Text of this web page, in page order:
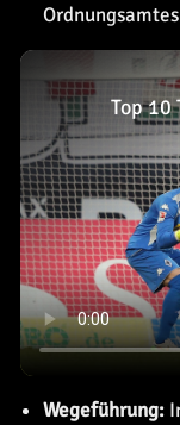
Top 10
Wegeführung: